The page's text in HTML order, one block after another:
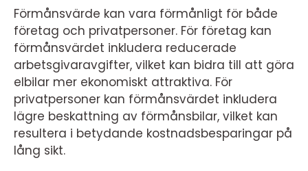
Förmånsvärde kan vara förmånligt för både
företag och privatpersoner. För företag kan
förmånsvärdet inkludera reducerade
arbetsgivaravgifter, vilket kan bidra till att göra
elbilar mer ekonomiskt attraktiva. För
privatpersoner kan förmånsvärdet inkludera
lägre beskattning av förmånsbilar, vilket kan
resultera i betydande kostnadsbesparingar på
lång sikt.